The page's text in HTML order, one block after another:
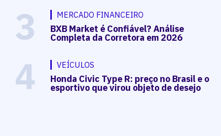
3 MERCADO FINANCEIRO
BXB Market é Confiável? Análise
Completa da Corretora em 2026
4 VEÍCULOS
Honda Civic Type R: preço no Brasil e o
esportivo que virou objeto de desejo